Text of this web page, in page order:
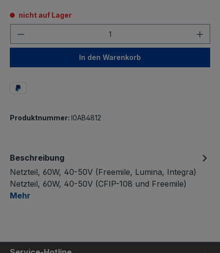
nicht auf Lager
In den Warenkorb
Produktnummer: I0AB4812
Beschreibung
Netzteil, 60W, 40-50V (Freemile, Lumina, Integra)
Netzteil, 60W, 40-50V (CFIP-108 und Freemile)
Mehr